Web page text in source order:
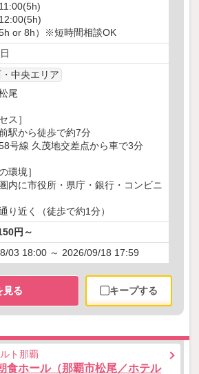
5h or 8h）※短時間相談OK
中央エリア
尾
ス］
駅から徒歩で約7分
号線 久茂地交差点から車で3分
環境］
内に市役所・県庁・銀行・コンビニ
り近く（徒歩で約1分）
円～
03 18:00 ～ 2026/09/18 17:59
見る キープする
ト那覇
食ホール（那覇市松尾／ホテル